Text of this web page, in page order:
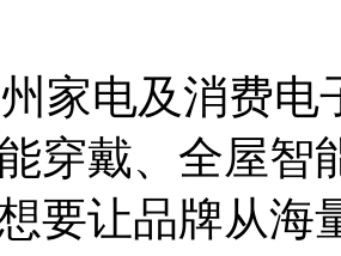
家电及消费
穿戴、全屋智
要让品牌从海